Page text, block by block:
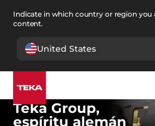
Indicate in which country or region you
content.
United States
Teka Group,
espíritu alemán